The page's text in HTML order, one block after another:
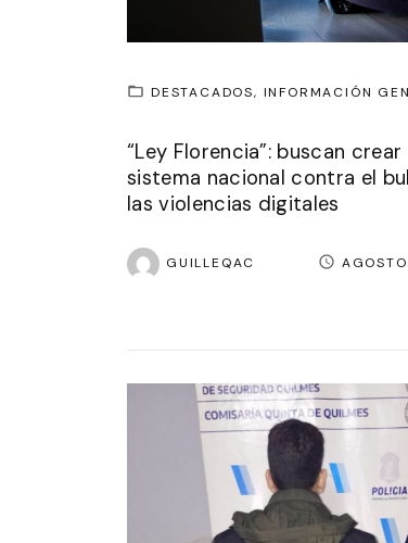
DESTACADOS INFORMACIÓN
“Ley Florencia”: buscan crear
sistema nacional contra el
las violencias digitales
GUILLEQAC